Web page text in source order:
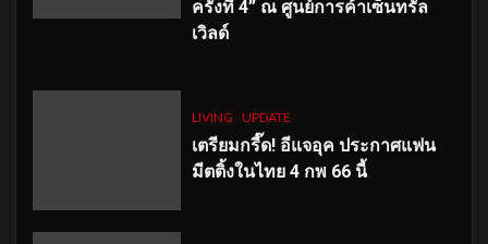
ครั้งที่ 4” ณ ศูนย์การค้าเซ็นทรัล
เวิลด์
LIVING UPDATE
เตรียมกรี๊ด! อีแจอุค ประกาศแฟน
มีตติ้งในไทย 4 กพ 66 นี้